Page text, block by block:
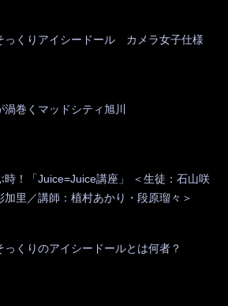
っくりアイシードール カメラ女子仕様
渦巻くマッドシティ旭川
時！「Juice=Juice講座」 ＜生徒：石山咲
加里／講師：植村あかり・段原瑠々＞
っくりのアイシードールとは何者？